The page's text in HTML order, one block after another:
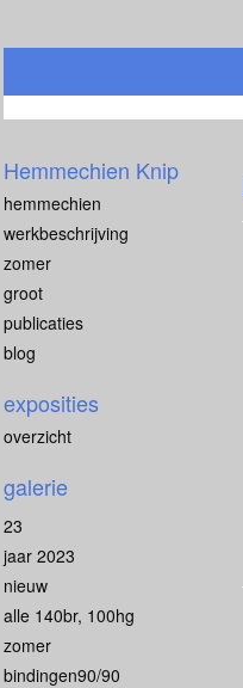
Hemmechien Knip
hemmechien
werkbeschrijving
zomer
groot
publicaties
blog
exposities
overzicht
galerie
23
jaar 2023
nieuw
alle 140br, 100hg
zomer
bindingen90/90